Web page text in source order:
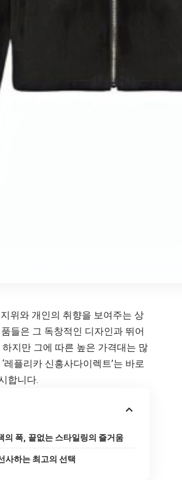
위와 개인의 취향을 보여주는 상
들은 그 독창적인 디자인과 뛰어
지만 그에 따른 높은 가격대는 많
레플리카 신흥사다이렉트’는 바로
합니다.
의 폭, 끝없는 스타일링의 즐거움
사하는 최고의 선택